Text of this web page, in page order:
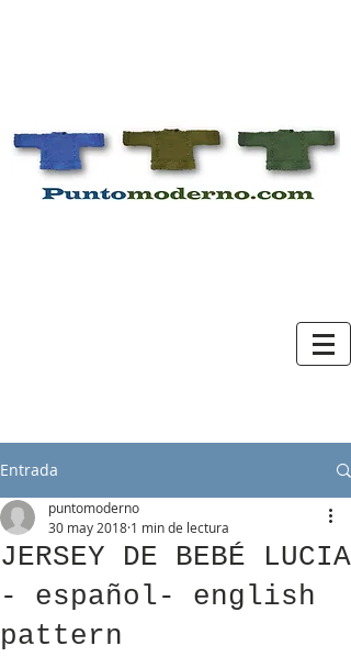
Entrada
JERSEY DE BEBÉ LUCIA
- español- english
pattern
puntomoderno
30 may 2018 1 min de lectura